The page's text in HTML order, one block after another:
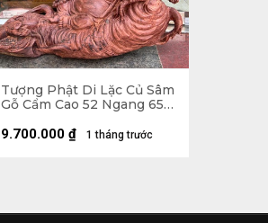
Tượng Phật Di Lặc Củ Sâm
Gỗ Cẩm Cao 52 Ngang 65
1 tháng trước
9.700.000 ₫